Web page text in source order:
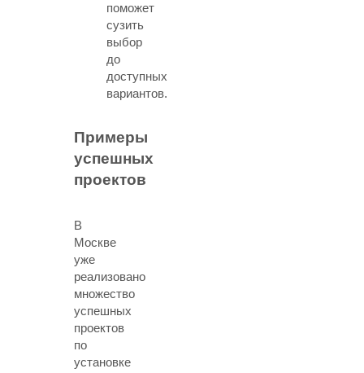
поможет
сузить
выбор
до
доступных
вариантов.
Примеры
успешных
проектов
В
Москве
уже
реализовано
множество
успешных
проектов
по
установке